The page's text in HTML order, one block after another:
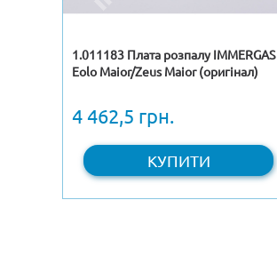
1.011183 Плата розпалу IMMERGAS
Eolо Maior/Zeus Maior (оригінал)
4 462,5 грн.
КУПИТИ